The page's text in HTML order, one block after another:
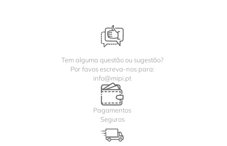
Tem alguma questão ou sugestão?
Por favos escreva-nos para:
info@mipi.pt
Pagamentos
Seguros